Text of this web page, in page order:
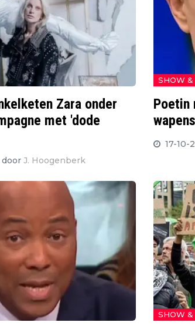
Zara onder
met 'dode
door J. Hoogenberk
SHOW &
Poetin
17-10-
SHOW &